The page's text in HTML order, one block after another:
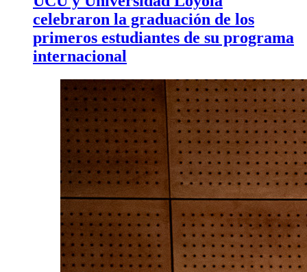
celebraron la graduación de los
primeros estudiantes de su programa
internacional